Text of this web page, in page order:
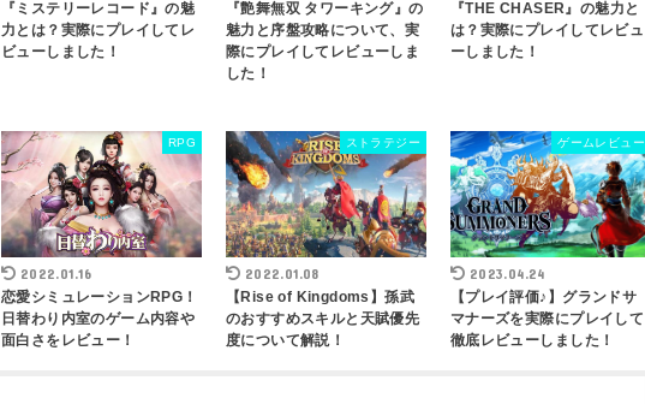
『ミステリーレコード』の魅
力とは？実際にプレイしてレ
ビューしました！
『艶舞無双 タワーキング』の
魅力と序盤攻略について、実
際にプレイしてレビューしま
した！
『THE CHASER』の魅力と
は？実際にプレイしてレビュ
ーしました！
RPG
2022.01.16
恋愛シミュレーションRPG！
日替わり内室のゲーム内容や
面白さをレビュー！
ストラテジー
2022.01.08
【Rise of Kingdoms】孫武
のおすすめスキルと天賦優先
度について解説！
ゲームレビュー
2023.04.24
【プレイ評価♪】グランドサ
マナーズを実際にプレイして
徹底レビューしました！